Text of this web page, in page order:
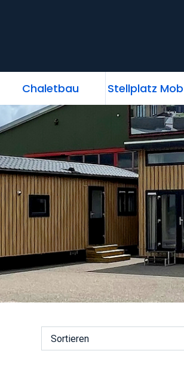
Chaletbau Stellplatz
Sortieren